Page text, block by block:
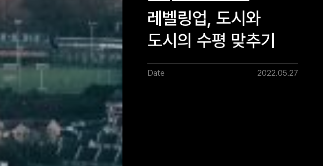
레벨링업, 도시와
도시의 수평 맞추기
Date 2022.05.27